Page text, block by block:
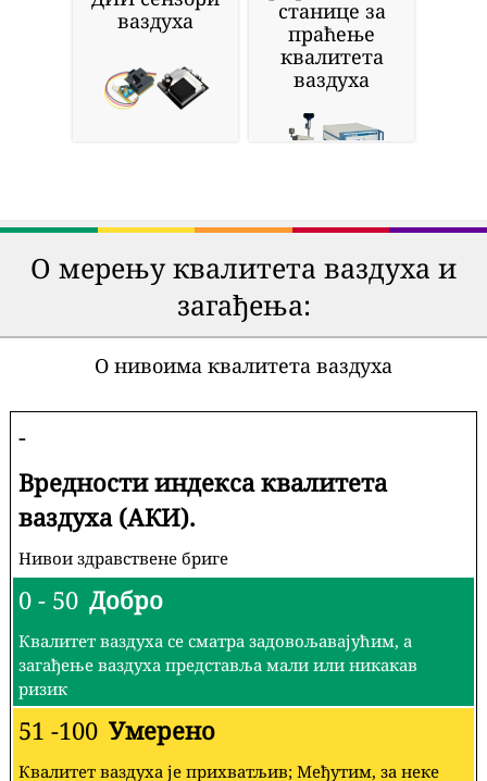
ваздуха
станице за
праћење
квалитета
ваздуха
О мерењу квалитета ваздуха и
загађења:
О нивоима квалитета ваздуха
-
Вредности индекса квалитета
ваздуха (АКИ).
Нивои здравствене бриге
0 - 50 Добро
Квалитет ваздуха се сматра задовољавајућим, а
загађење ваздуха представља мали или никакав
ризик
51 -100 Умерено
Квалитет ваздуха је прихватљив; Међутим, за неке